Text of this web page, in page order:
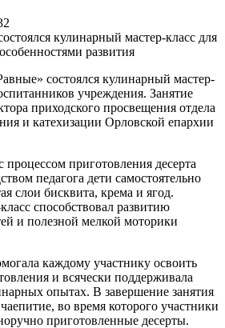
состоялся кулинарный мастер-
учреждения. Занятие
приходского просвещения отдела
и катехизации Орловской епархии
процессом приготовления десерта
педагога дети самостоятельно
слои бисквита, крема и ягод.
способствовал развитию
и полезной мелкой моторики
каждому участнику освоить
и всячески поддерживала
опытах. В завершение занятия
во время которого участники
приготовленные десерты.